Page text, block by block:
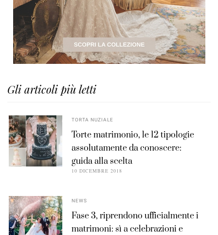
Gli articoli più letti
TORTA NUZIALE
Torte matrimonio, le 12 tipologie
assolutamente da conoscere:
guida alla scelta
10 DICEMBRE 2018
NEWS
Fase 3, riprendono ufficialmente i
matrimoni: sì a celebrazioni e